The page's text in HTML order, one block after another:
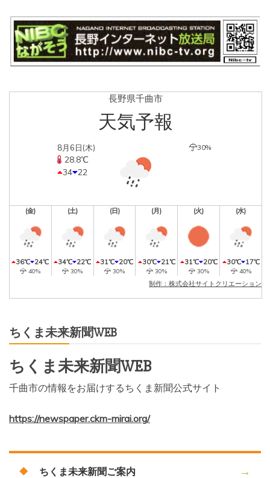
長野県千曲市
天気予報
8月6日(木)
28.8℃
34 22
30%
(金)
36℃ 24℃
40%
(土)
34℃ 22℃
30%
(日)
31℃ 20℃
30%
(月)
30℃ 21℃
30%
(火)
31℃ 20℃
30%
(水)
30℃ 17℃
40%
制作：株式会社サイトクリエーション
ちくま未来新聞WEB
ちくま未来新聞WEB
千曲市の情報をお届けするちくま新聞公式サイト
https://newspaper.ckm-mirai.org/
ちくま未来新聞ご案内